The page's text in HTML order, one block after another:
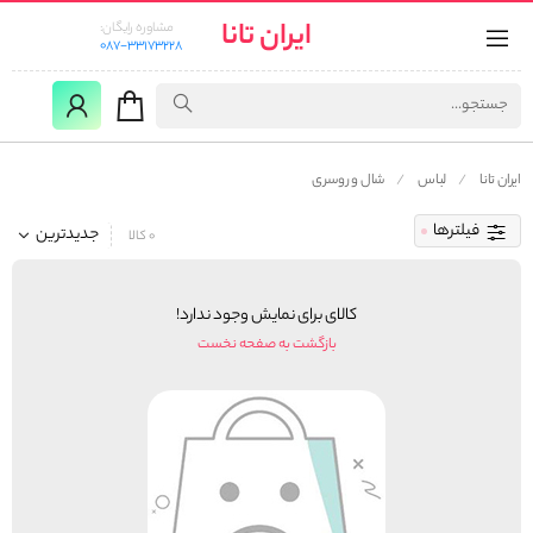
ایران تانا
مشاوره رایگان:
087-33173228
ایران تانا لباس شال و روسری
فیلترها جدیدترین 0 کالا
کالای برای نمایش وجود ندارد!
بازگشت به صفحه نخست